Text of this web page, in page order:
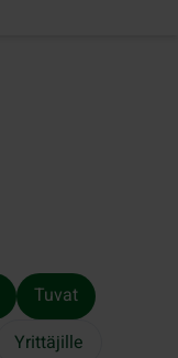
Tuvat
Yrittäjille